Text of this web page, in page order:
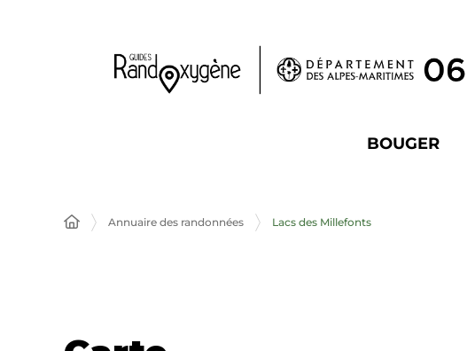
BOUGER
Annuaire des randonnées Lacs des Millefonts